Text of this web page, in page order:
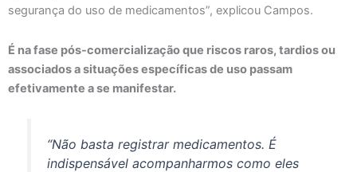
segurança do uso de medicamentos”, explicou Campos.
É na fase pós-comercialização que riscos raros, tardios ou
associados a situações específicas de uso passam
efetivamente a se manifestar.
“Não basta registrar medicamentos. É
indispensável acompanharmos como eles